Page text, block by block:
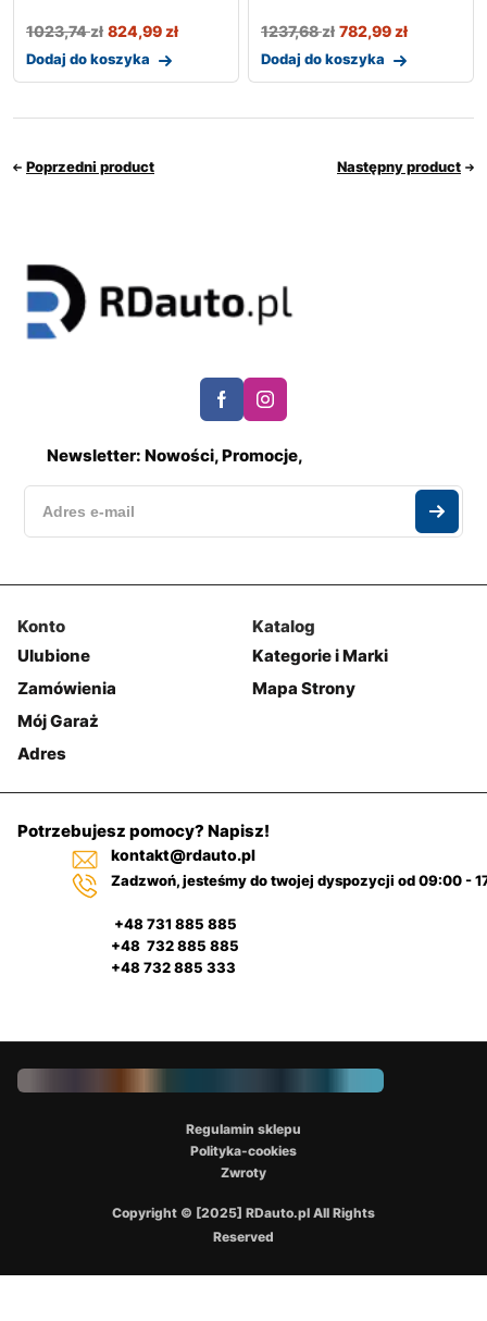
1023,74zł 824,99zł
Dodaj do koszyka
1237,68zł 782,99zł
Dodaj do koszyka
Poprzedni product Następny product
Newsletter: Nowości, Promocje,
Konto
Ulubione
Zamówienia
Mój Garaż
Adres
Katalog
Kategorie i Marki
Mapa Strony
Potrzebujesz pomocy? Napisz!
kontakt@rdauto.pl
Zadzwoń, jesteśmy do twojej dyspozycji od 09:00 -
+48 731 885 885
+48 732 885 885
+48 732 885 333
Copyright © [2025] RDauto.pl All Rights
Reserved
Regulamin sklepu
Polityka-cookies
Zwroty